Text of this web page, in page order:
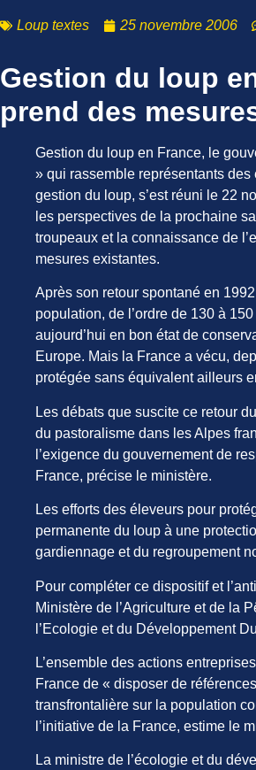
Loup textes 25 novembre 2006
Gestion du loup
prend des
Gestion du loup en France, le
» qui rassemble représentants des
gestion du loup, s’est réuni le 22
les perspectives de la prochaine
troupeaux et la connaissance de
mesures existantes.
Après son retour spontané en
population, de l’ordre de 130 à
aujourd’hui en bon état de
Europe. Mais la France a vécu,
protégée sans équivalent ailleurs
Les débats que suscite ce retour
du pastoralisme dans les Alpes
l’exigence du gouvernement de
France, précise le ministère.
Les efforts des éleveurs pour
permanente du loup à une
gardiennage et du regroupement
Pour compléter ce dispositif et
Ministère de l’Agriculture et de la
l’Ecologie et du Développement
L’ensemble des actions
France de « disposer de
transfrontalière sur la population
l’initiative de la France, estime le
La ministre de l’écologie et du